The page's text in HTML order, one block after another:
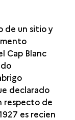
de un sitio y
Cap Blanc
declarado
respecto de
es recien